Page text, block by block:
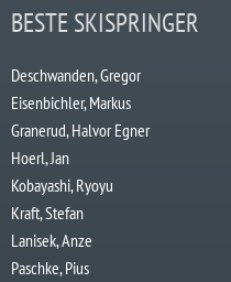
BESTE SKISPRINGER
Deschwanden, Gregor
Eisenbichler, Markus
Granerud, Halvor Egner
Hoerl, Jan
Kobayashi, Ryoyu
Kraft, Stefan
Lanisek, Anze
Paschke, Pius